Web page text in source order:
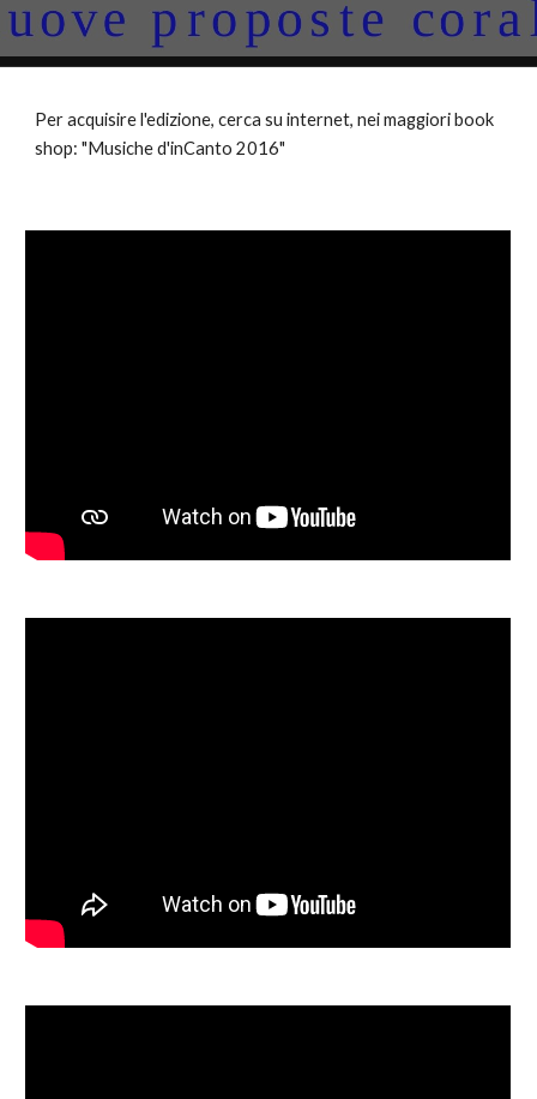
Per acquisire l'edizione, cercasuinternet, nei maggiori book
shop: "Musiche d'inCanto 2016"